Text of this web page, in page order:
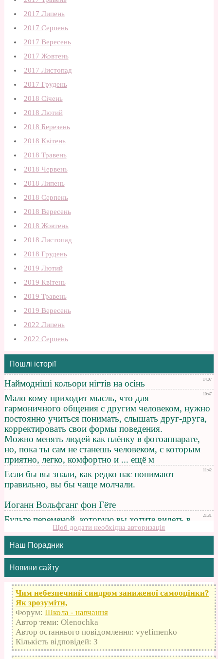
2017 Липень
2017 Серпень
2017 Вересень
2017 Жовтень
2017 Листопад
2017 Грудень
2018 Січень
2018 Лютий
2018 Березень
2018 Квітень
2018 Травень
2018 Червень
2018 Липень
2018 Серпень
2018 Вересень
2018 Жовтень
2018 Листопад
2018 Грудень
2019 Лютий
2019 Квітень
2019 Травень
2019 Вересень
2022 Липень
2022 Серпень
Пошлі історії
Щоб додати необхідна авторизація
Наш Порадник
Новини сайту
Чим небезпечний синдром заниженої самооцінки?
Як зрозуміти,
Форум: Школа - навчання
Автор теми: Olenochka
Автор останнього повідомлення: vyefimenko
Кількість відповідей: 3